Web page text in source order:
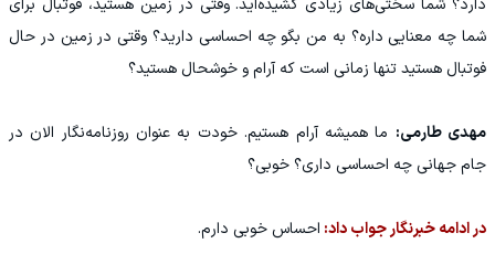
دارد؟ شما سختی‌های زیادی کشیده‌اید. وقتی در زمین هستید، فوتبال برای
شما چه معنایی داره؟ به من بگو چه احساسی دارید؟ وقتی در زمین در حال
فوتبال هستید تنها زمانی است که آرام و‌ خوشحال هستید؟
مهدی طارمی: ما همیشه آرام هستیم. خودت به عنوان روزنامه‌نگار الان در
جام جهانی چه احساسی داری؟ خوبی؟
در ادامه خبرنگار جواب داد: احساس خوبی دارم.